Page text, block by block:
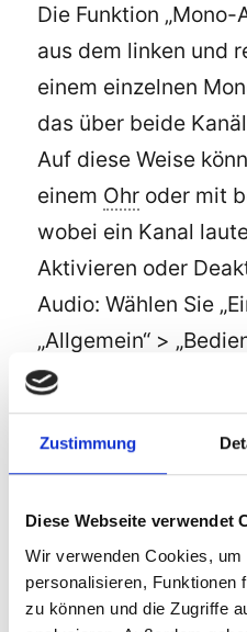
Zustimmung
Diese Webseite verwendet
Wir verwenden Cookies,
personalisieren, Funktionen
zu können und die Zugriffe
Die Funktion „Mono-
aus dem linken und
einem einzelnen
das über beide
Auf diese Weise
einem Ohr oder mit
wobei ein Kanal
Aktivieren oder
Audio: Wählen Sie
„Allgemein“ >
„Mono-Audio“.
Anpassen der
„Einstellungen“ >
Schieberegler
(links/rechts)“ an
Position.